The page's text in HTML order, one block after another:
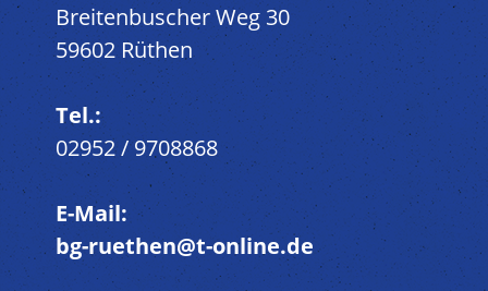
Breitenbuscher Weg 30
59602 Rüthen
Tel.:
02952 / 9708868
E-Mail:
bg-ruethen@t-online.de